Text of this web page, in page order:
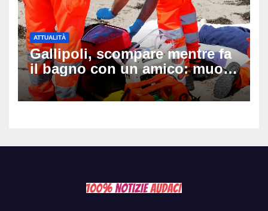
ATTUALITÀ
Gallipoli, scompare mentre fa
il bagno con un amico: muore
a 19 anni dopo 45 minuti di
disperati tentativi di